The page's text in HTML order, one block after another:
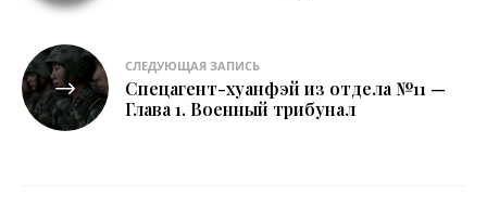
записям
СЛЕДУЮЩАЯ ЗАПИСЬ
Спецагент-хуанфэй из отдела №11 —
Глава 1. Военный трибунал